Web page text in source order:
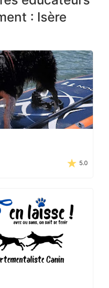
: Isère
5.0